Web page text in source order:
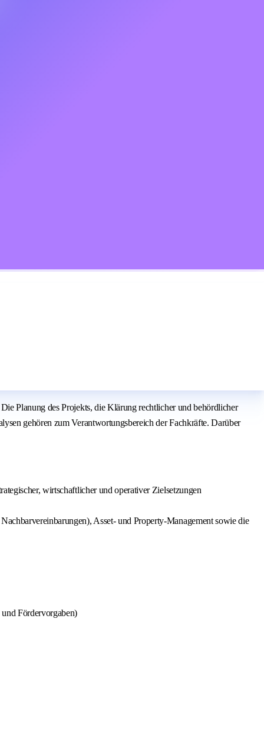
Planung des Projekts, die Klärung rechtlicher und behördlicher
gehören zum Verantwortungsbereich der Fachkräfte. Darüber
wirtschaftlicher und operativer Zielsetzungen
Asset- und Property‑Management sowie die
Fördervorgaben)